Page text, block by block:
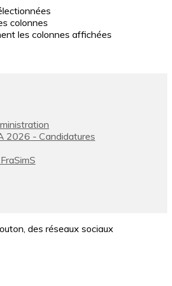
colonnes
les colonnes affichées
2026 - Candidatures
des réseaux sociaux